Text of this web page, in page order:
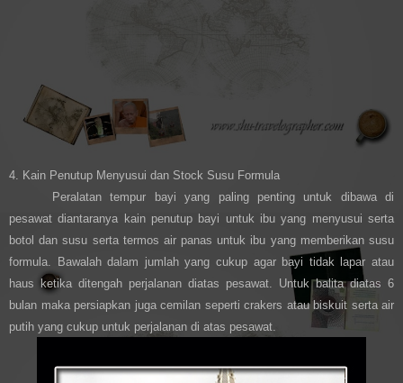
4. Kain Penutup Menyusui dan Stock Susu Formula
Peralatan tempur bayi yang paling penting untuk dibawa di
pesawat diantaranya kain penutup bayi untuk ibu yang menyusui serta
botol dan susu serta termos air panas untuk ibu yang memberikan susu
formula. Bawalah dalam jumlah yang cukup agar bayi tidak lapar atau
haus ketika ditengah perjalanan diatas pesawat. Untuk balita diatas 6
bulan maka persiapkan juga cemilan seperti crakers atau biskuit serta air
putih yang cukup untuk perjalanan di atas pesawat.